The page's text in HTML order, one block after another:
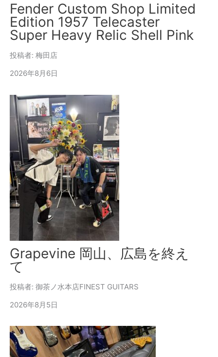
Fender Custom Shop Limited
Edition 1957 Telecaster
Super Heavy Relic Shell Pink
投稿者: 梅田店
2026年8月6日
Grapevine 岡山、広島を終え
て
投稿者: 御茶ノ水本店FINEST GUITARS
2026年8月5日